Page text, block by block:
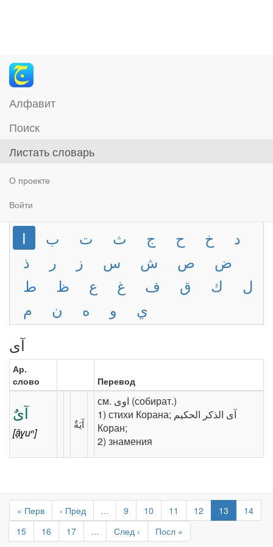
Алфавит
Поиск
Листать словарь
О проекте
Войти
ا ب ت ث ج ح خ
د
ذ
ر ز س ش ص
ض
ط
ظ ع غ ف ق ك
ل
م
ن ه و
ي
آى
Ар.
слово
Перевод
آىٌ
[ậy̱uⁿ]
см. ‎‫اوى‬‎ (собират.)
1) стихи Корана; ‎‫آى الذكر الحكيم‬‎
Коран;
2) знамения
« Перв ‹ Пред ... 9 10 11 12 13
14
15
16 17 ... След › Посл »